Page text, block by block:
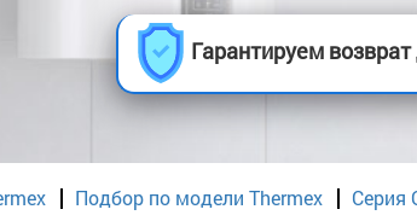
Гарантируем
Подбор по модели Thermex Серия